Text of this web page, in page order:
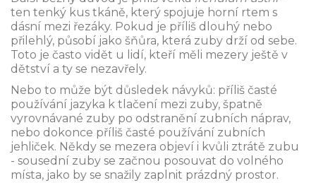
ten tenký kus tkáně, který spojuje horní rtem s
dásní mezi řezáky. Pokud je příliš dlouhý nebo
přilehlý, působí jako šňůra, která zuby drží od sebe.
Toto je často vidět u lidí, kteří měli mezery ještě v
dětství a ty se nezavřely.
Nebo to může být důsledek návyků: příliš časté
používání jazyka k tlačení mezi zuby, špatně
vyrovnávané zuby po odstranění zubních náprav,
nebo dokonce příliš časté používání zubních
jehliček. Někdy se mezera objeví i kvůli ztrátě zubu
- sousední zuby se začnou posouvat do volného
místa, jako by se snažily zaplnit prázdný prostor.